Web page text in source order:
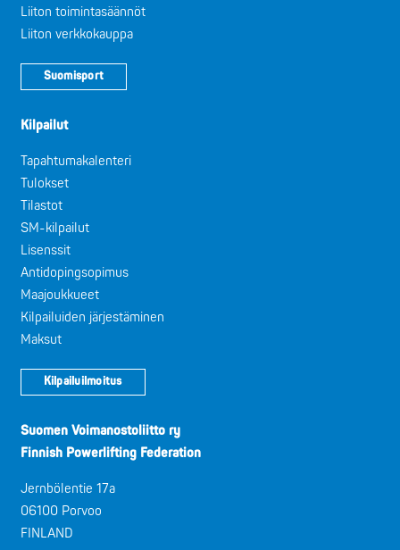
Liiton toimintasäännöt
Liiton verkkokauppa
Suomisport
Kilpailut
Tapahtumakalenteri
Tulokset
Tilastot
SM-kilpailut
Lisenssit
Antidopingsopimus
Maajoukkueet
Kilpailuiden järjestäminen
Maksut
Kilpailuilmoitus
Suomen Voimanostoliitto ry
Finnish Powerlifting Federation
Jernbölentie 17a
06100 Porvoo
FINLAND